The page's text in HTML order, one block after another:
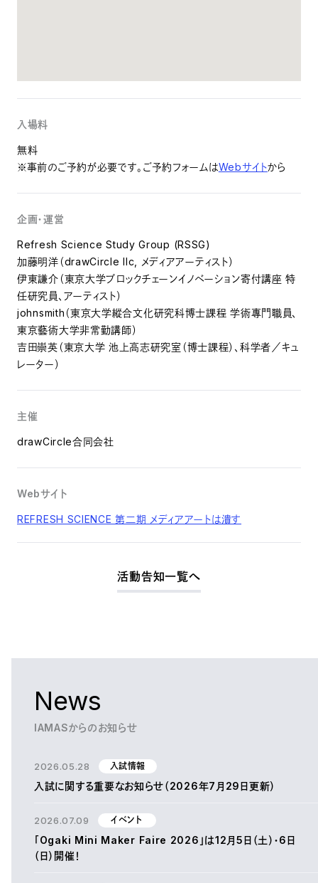
入場料
無料
※事前のご予約が必要です。ご予約フォームはWebサイトから
企画・運営
Refresh Science Study Group (RSSG)
加藤明洋（drawCircle llc, メディアアーティスト）
伊東謙介（東京大学ブロックチェーンイノベーション寄付講座 特
任研究員、アーティスト）
johnsmith（東京大学縱合文化研究科博士課程 学術專門職員、
東京藝術大学非常勤講師）
吉田崇英（東京大学 池上高志研究室（博士課程）、科学者／キュ
レーター）
主催
drawCircle合同会社
Webサイト
REFRESH SCIENCE 第二期 メディアアートは潰す
活動告知一覧へ
News
IAMASからのお知らせ
2026.05.28 入試情報
入試に関する重要なお知らせ（2026年7月29日更新）
2026.07.09 イベント
「Ogaki Mini Maker Faire 2026」は12月5日（土）・6日
（日）開催！